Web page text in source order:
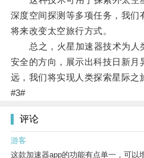
深度空间探测等多项任务，我们
将来改变太空旅行方式。
总之，火星加速器技术为人
安全的方向，展示出科技日新月
远，我们将实现人类探索星际之
#3#
评论
游客
这款加速器app的功能有点单一，可以